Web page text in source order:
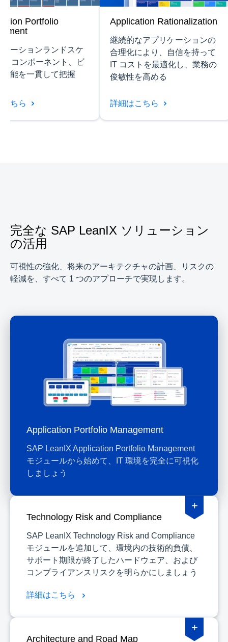
Portfolio
ケーションランドスケ
IT コンポーネント、ビ
機能を一貫して把握
ちら
Application Rationalization
継続的なアプリケーションの
合理化により、自信を持って
IT コストを最適化し、業務の
俊敏性を高める
詳細はこちら
完全な SAP LeanIX ソリューション
の活用
可視性の強化、将来のアーキテクチャの計画、リスクの
軽減を、すべて 1 つのアプローチで実現します。
Application Portfolio Management
SAP LeanIX Application Portfolio Management
モジュールから始めて、IT 環境を完全に可視化
しましょう
+
Technology Risk and Compliance
SAP LeanIX Technology Risk and Compliance
モジュールを追加して、環境内の技術的負債、
サポート期限が終了したハードウェア、および
コンプライアンスリスクを明らかにしましょう
詳細はこちら
+
Architecture and Road Map